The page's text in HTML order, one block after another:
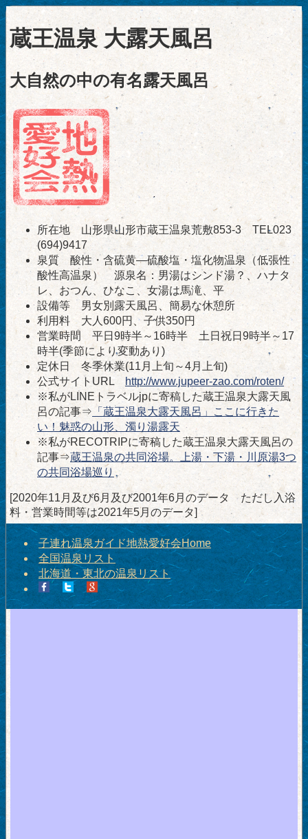
蔵王温泉 大露天風呂
大自然の中の有名露天風呂
所在地 山形県山形市蔵王温泉荒敷853-3 TEL023
(694)9417
泉質 酸性・含硫黄―硫酸塩・塩化物温泉（低張性
酸性高温泉） 源泉名：男湯はシンド湯？、ハナタ
レ、おつん、ひなこ、女湯は馬滝、平
設備等 男女別露天風呂、簡易な休憩所
利用料 大人600円、子供350円
営業時間 平日9時半～16時半 土日祝日9時半～17
時半(季節により変動あり)
定休日 冬季休業(11月上旬～4月上旬)
公式サイトURL
http://www.jupeer-zao.com/roten/
※私がLINEトラベルjpに寄稿した蔵王温泉大露天風
呂の記事⇒ 「蔵王温泉大露天風呂」ここに行きた
い！魅惑の山形、濁り湯露天
※私がRECOTRIPに寄稿した蔵王温泉大露天風呂の
記事⇒蔵王温泉の共同浴場。上湯・下湯・川原湯3つ
の共同浴場巡り
[2020年11月及び6月及び2001年6月のデータ ただし入浴
料・営業時間等は2021年5月のデータ]
子連れ温泉ガイド地熱愛好会Home
全国温泉リスト
北海道・東北の温泉リスト